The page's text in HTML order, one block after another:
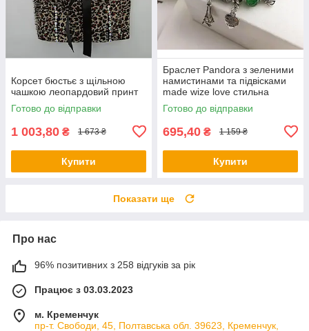
Корсет бюстьє з щільною
чашкою леопардовий принт
Готово до відправки
1 003,80 ₴ 1 673 ₴
Купити
Браслет Pandora з зеленими
намистинами та підвісками
made wize love стильна
прикраса
Готово до відправки
695,40 ₴ 1 159 ₴
Купити
Показати ще
Про нас
96% позитивних з 258 відгуків за рік
Працює з 03.03.2023
м. Кременчук
пр-т. Свободи, 45, Полтавська обл. 39623, Кременчук,